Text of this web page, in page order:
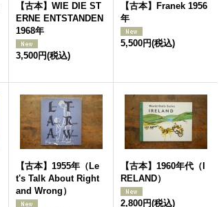
【古本】WIE DIE ST
ERNE ENTSTANDEN
1968年
3,500円(税込)
【古本】Franek 1956
年
5,500円(税込)
【古本】1955年（Le
t's Talk About Right
and Wrong）
【古本】1960年代（I
RELAND）
2,800円(税込)